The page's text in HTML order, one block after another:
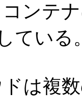
ンテ
ている
は複